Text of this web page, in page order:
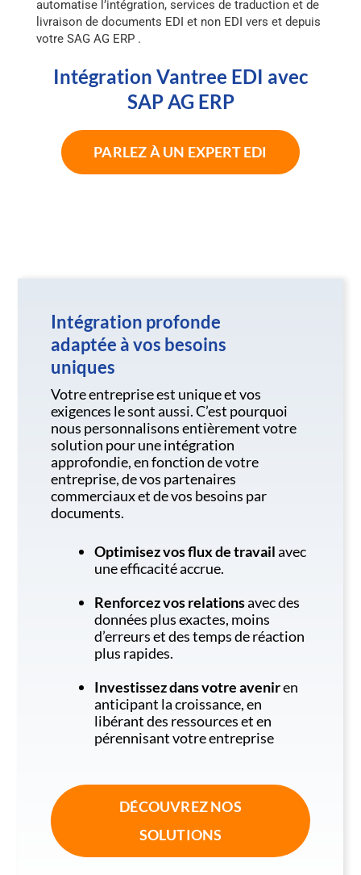
automatise l’intégration, services de traduction et de
livraison de documents EDI et non EDI vers et depuis
votre SAG AG ERP .
Intégration Vantree EDI avec
SAP AG ERP
PARLEZ À UN EXPERT EDI
Intégration profonde
adaptée à vos besoins
uniques
Votre entreprise est unique et vos
exigences le sont aussi. C’est pourquoi
nous personnalisons entièrement votre
solution pour une intégration
approfondie, en fonction de votre
entreprise, de vos partenaires
commerciaux et de vos besoins par
documents.
Optimisez vos flux de travailavec
une efficacité accrue.
Renforcez vos relationsavec des
données plus exactes, moins
d’erreurs et des temps de réaction
plus rapides.
Investissez dans votre aveniren
anticipant la croissance, en
libérant des ressources et en
pérennisant votre entreprise
DÉCOUVREZ NOS
SOLUTIONS